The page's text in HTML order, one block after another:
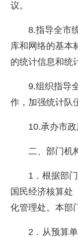
议。
8.指导全市统
库和网络的基本
的统计信息和统
9.组织指导全
作，加强统计队
10.承办市政
二、部门机构
1．根据部门职
国民经济核算处
化管理处。本部
2．从预算单